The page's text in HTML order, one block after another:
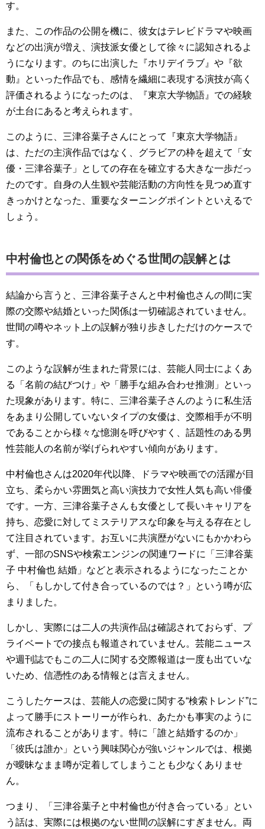
す。
また、この作品の公開を機に、彼女はテレビドラマや映画
などの出演が増え、演技派女優として徐々に認知されるよ
うになります。のちに出演した『ホリデイラブ』や『欲
動』といった作品でも、感情を繊細に表現する演技が高く
評価されるようになったのは、『東京大学物語』での経験
が土台にあると考えられます。
このように、三津谷葉子さんにとって『東京大学物語』
は、ただの主演作品ではなく、グラビアの枠を超えて「女
優・三津谷葉子」としての存在を確立する大きな一歩だっ
たのです。自身の人生観や芸能活動の方向性を見つめ直す
きっかけとなった、重要なターニングポイントといえるで
しょう。
中村倫也との関係をめぐる世間の誤解とは
結論から言うと、三津谷葉子さんと中村倫也さんの間に実
際の交際や結婚といった関係は一切確認されていません。
世間の噂やネット上の誤解が独り歩きしただけのケースで
す。
このような誤解が生まれた背景には、芸能人同士によくあ
る「名前の結びつけ」や「勝手な組み合わせ推測」といっ
た現象があります。特に、三津谷葉子さんのように私生活
をあまり公開していないタイプの女優は、交際相手が不明
であることから様々な憶測を呼びやすく、話題性のある男
性芸能人の名前が挙げられやすい傾向があります。
中村倫也さんは2020年代以降、ドラマや映画での活躍が目
立ち、柔らかい雰囲気と高い演技力で女性人気も高い俳優
です。一方、三津谷葉子さんも女優として長いキャリアを
持ち、恋愛に対してミステリアスな印象を与える存在とし
て注目されています。お互いに共演歴がないにもかかわら
ず、一部のSNSや検索エンジンの関連ワードに「三津谷葉
子 中村倫也 結婚」などと表示されるようになったことか
ら、「もしかして付き合っているのでは？」という噂が広
まりました。
しかし、実際には二人の共演作品は確認されておらず、プ
ライベートでの接点も報道されていません。芸能ニュース
や週刊誌でもこの二人に関する交際報道は一度も出ていな
いため、信憑性のある情報とは言えません。
こうしたケースは、芸能人の恋愛に関する“検索トレンド”に
よって勝手にストーリーが作られ、あたかも事実のように
流布されることがあります。特に「誰と結婚するのか」
「彼氏は誰か」という興味関心が強いジャンルでは、根拠
が曖昧なまま噂が定着してしまうことも少なくありませ
ん。
つまり、「三津谷葉子と中村倫也が付き合っている」とい
う話は、実際には根拠のない世間の誤解にすぎません。両